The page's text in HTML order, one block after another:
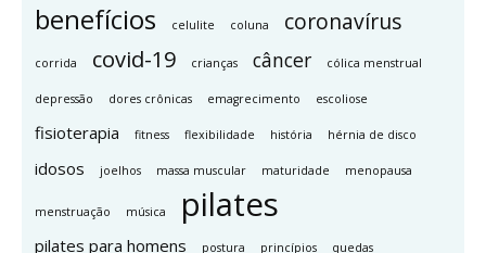
benefícios celulite coluna coronavírus
corrida covid-19 crianças câncer cólica menstrual
depressão dores crônicas emagrecimento escoliose
fisioterapia fitness flexibilidade história hérnia de disco
idosos joelhos massa muscular maturidade menopausa
menstruação música pilates
pilates para homens postura princípios quedas